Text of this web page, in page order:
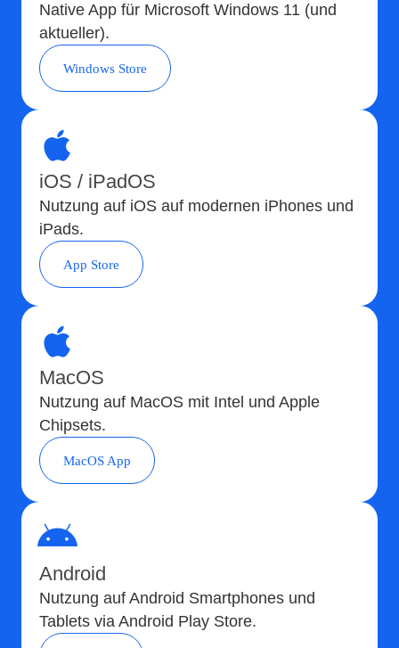
Native App für Microsoft Windows 11 (und
aktueller).
Windows Store
iOS / iPadOS
Nutzung auf iOS auf modernen iPhones und
iPads.
App Store
MacOS
Nutzung auf MacOS mit Intel und Apple
Chipsets.
MacOS App
Android
Nutzung auf Android Smartphones und
Tablets via Android Play Store.